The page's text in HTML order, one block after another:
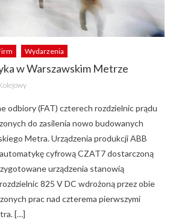
Wydarzenia
w Warszawskim Metrze
odbiory (FAT) czterech rozdzielnic prądu
do zasilenia nowo budowanych
Metra. Urządzenia produkcji ABB
cyfrową CZAT7 dostarczoną
urządzenia stanowią
825 V DC wdrożoną przez obie
prac nad czterema pierwszymi
[…]